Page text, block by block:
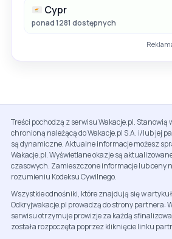
Cypr
ponad 1281 dostępnych
Treści pochodzą z serwisu Wakacje.pl. Stanowią
chronioną należącą do Wakacje.pl S.A. i/lub jej
są dynamiczne. Aktualne informacje możesz
Wakacje.pl. Wyświetlane okazje są
czasowych. Zamieszczone informacje lub ceny
rozumieniu Kodeksu Cywilnego.
Wszystkie odnośniki, które znajdują się w
Odkryjwakacje.pl prowadzą do strony partnera:
serwisu otrzymuje prowizje za każdą
została rozpoczęta poprzez kliknięcie linku